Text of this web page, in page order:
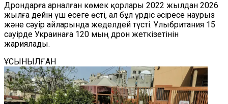
Дрондарға арналған көмек қорлары 2022 жылдан 2026
жылға дейін үш есеге өсті, ал бұл үрдіс әсіресе наурыз
және сәуір айларында жеделдей түсті. Ұлыбритания 15
сәуірде Украинаға 120 мың дрон жеткізетінін
жариялады.
ҰСЫНЫЛҒАН